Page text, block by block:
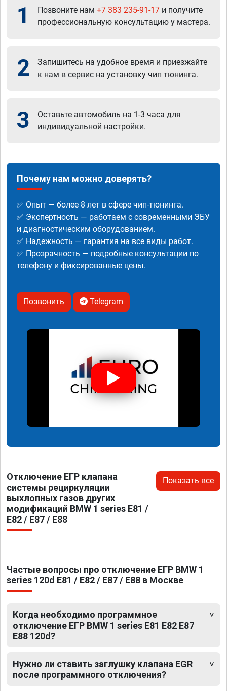
1 Позвоните нам +7 383 235-91-17 и получите
профессиональную консультацию у мастера.
2
Запишитесь на удобное время и приезжайте
к нам в сервис на установку чип тюнинга.
3
Оставьте автомобиль на 1-3 часа для
индивидуальной настройки.
Почему нам можно доверять?
✅ Опыт — более 8 лет в сфере чип-тюнинга.
✅ Экспертность — работаем с современными ЭБУ
и диагностическим оборудованием.
✅ Надежность — гарантия на все виды работ.
✅ Прозрачность — подробные консультации по
телефону и фиксированные цены.
Позвонить Telegram
Отключение ЕГР клапана
системы рециркуляции
выхлопных газов других
модификаций BMW 1 series E81 /
E82 / E87 / E88
Показать все
Частые вопросы про отключение ЕГР BMW 1
series 120d E81 / E82 / E87 / E88 в Москве
Когда необходимо программное
отключение ЕГР BMW 1 series E81 E82 E87
E88 120d?
Нужно ли ставить заглушку клапана EGR
после программного отключения?